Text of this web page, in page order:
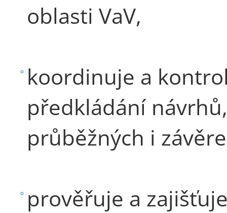
oblasti VaV,
koordinuje a
předkládání návrhů,
průběžných i
prověřuje a